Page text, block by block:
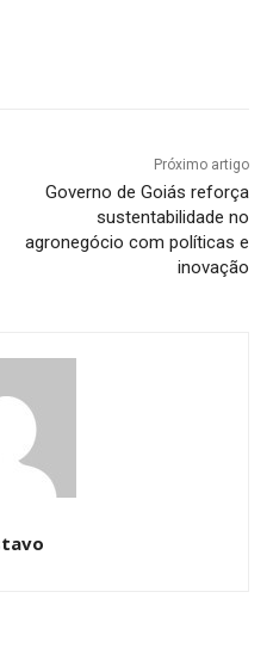
Próximo artigo
Governo de Goiás reforça
sustentabilidade no
agronegócio com políticas e
inovação